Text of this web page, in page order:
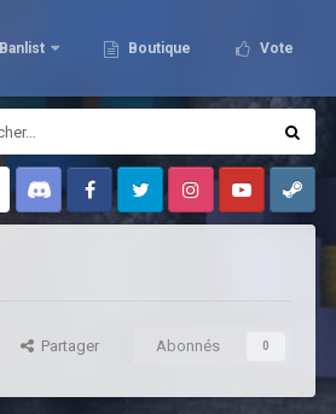
Banlist Boutique Vote
Discord FacebookTwitter InstagramYoutubeSteam
Partager Abonnés 0